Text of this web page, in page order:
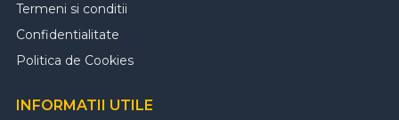
Termeni si conditii
Confidentialitate
Politica de Cookies
INFORMATII UTILE